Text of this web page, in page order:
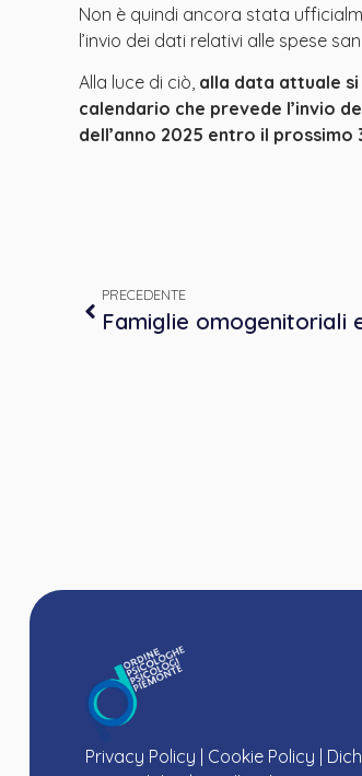
Non è quindi ancora stata
l’invio dei dati relativi alle spese
Alla luce di ciò, alla data attuale
calendario che prevede l’invio
dell’anno 2025 entro il
PRECEDENTE
Privacy Policy Cookie Policy